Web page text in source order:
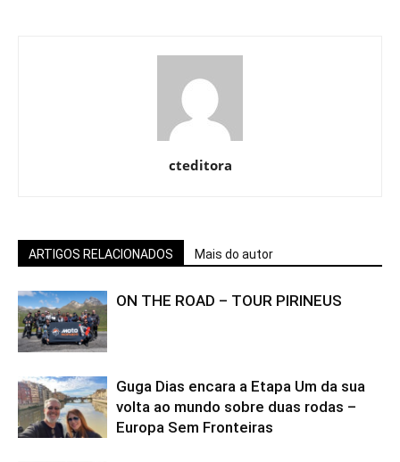
cteditora
ARTIGOS RELACIONADOS Mais do autor
ON THE ROAD – TOUR PIRINEUS
Guga Dias encara a Etapa Um da sua
volta ao mundo sobre duas rodas –
Europa Sem Fronteiras